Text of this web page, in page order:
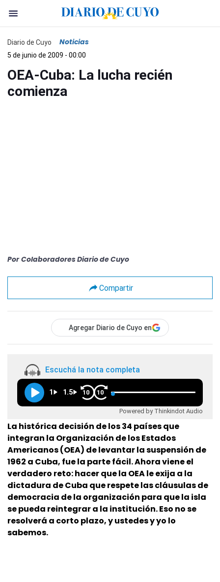
Diario de Cuyo Noticias
5 de junio de 2009 - 00:00
OEA-Cuba: La lucha recién
comienza
Por Colaboradores Diario de Cuyo
Compartir
Agregar Diario de Cuyo en
Escuchá la nota completa
1 1.5 10 10
Powered by Thinkindot Audio
La histórica decisión de los 34 países que
integran la Organización de los Estados
Americanos (OEA) de levantar la suspensión de
1962 a Cuba, fue la parte fácil. Ahora viene el
verdadero reto: hacer que la OEA le exija a la
dictadura de Cuba que respete las cláusulas de
democracia de la organización para que la isla
se pueda reintegrar a la institución. Eso no se
resolverá a corto plazo, y ustedes y yo lo
sabemos.